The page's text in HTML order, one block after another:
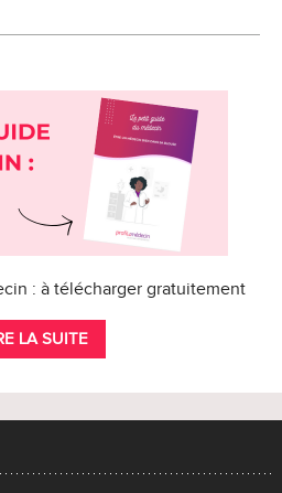
: à télécharger gratuitement
LA SUITE